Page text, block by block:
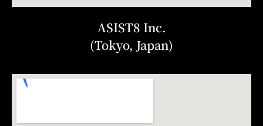
ASIST8 Inc.
(Tokyo, Japan)